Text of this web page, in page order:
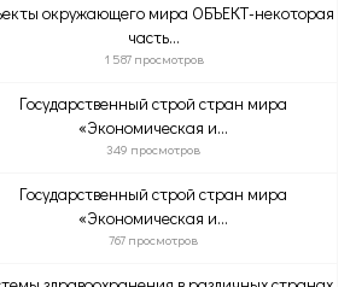
окружающего мира ОБЪЕКТ-некоторая
часть...
1 587 просмотров
Государственный строй стран мира
«Экономическая и...
349 просмотров
Государственный строй стран мира
«Экономическая и...
767 просмотров